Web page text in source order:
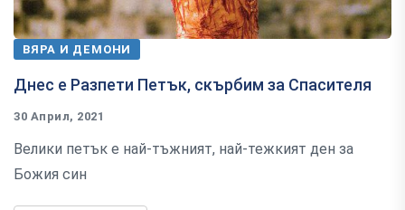
ВЯРА И ДЕМОНИ
Днес е Разпети Петък, скърбим за Спасителя
30 Април, 2021
Велики петък е най-тъжният, най-тежкият ден за
Божия син